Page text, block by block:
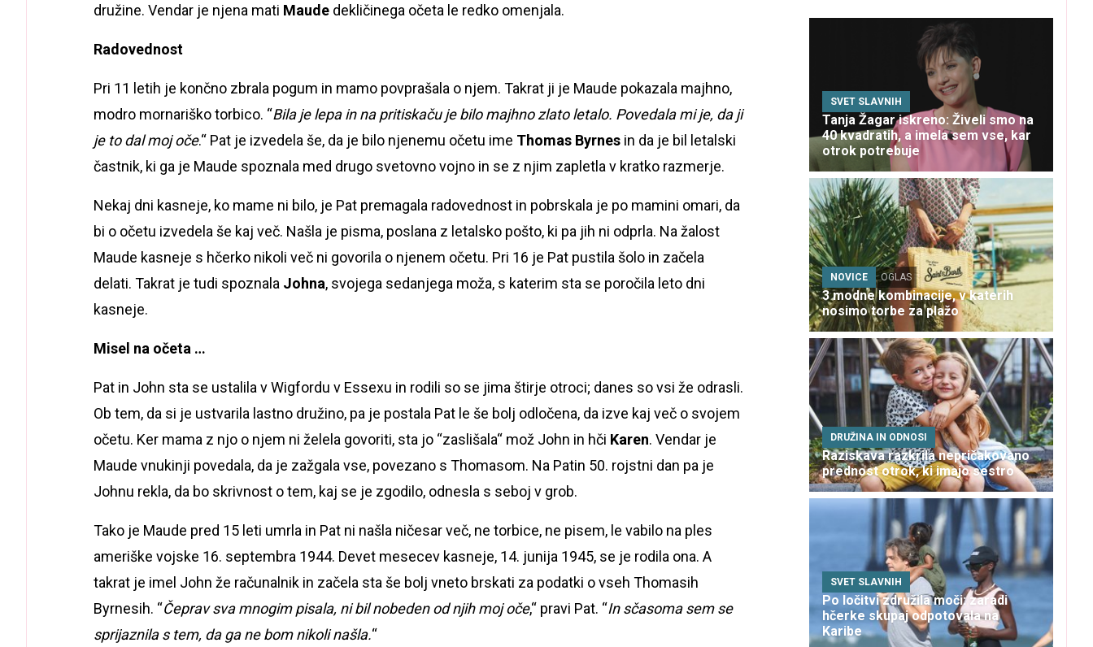
družine. Vendar je njena mati Maude dekličinega očeta le redko omenjala.
Radovednost
Pri 11 letih je končno zbrala pogum in mamo povprašala o njem. Takrat ji je Maude pokazala majhno,
modro mornariško torbico. “Bila je lepa in na pritiskaču je bilo majhno zlato letalo. Povedala mi je, da ji
je to dal moj oče.“ Pat je izvedela še, da je bilo njenemu očetu ime Thomas Byrnes in da je bil letalski
častnik, ki ga je Maude spoznala med drugo svetovno vojno in se z njim zapletla v kratko razmerje.
Nekaj dni kasneje, ko mame ni bilo, je Pat premagala radovednost in pobrskala je po mamini omari, da
bi o očetu izvedela še kaj več. Našla je pisma, poslana z letalsko pošto, ki pa jih ni odprla. Na žalost
Maude kasneje s hčerko nikoli več ni govorila o njenem očetu. Pri 16 je Pat pustila šolo in začela
delati. Takrat je tudi spoznala Johna, svojega sedanjega moža, s katerim sta se poročila leto dni
kasneje.
Misel na očeta …
Pat in John sta se ustalila v Wigfordu v Essexu in rodili so se jima štirje otroci; danes so vsi že odrasli.
Ob tem, da si je ustvarila lastno družino, pa je postala Pat le še bolj odločena, da izve kaj več o svojem
očetu. Ker mama z njo o njem ni želela govoriti, sta jo “zaslišala“ mož John in hči Karen. Vendar je
Maude vnukinji povedala, da je zažgala vse, povezano s Thomasom. Na Patin 50. rojstni dan pa je
Johnu rekla, da bo skrivnost o tem, kaj se je zgodilo, odnesla s seboj v grob.
Tako je Maude pred 15 leti umrla in Pat ni našla ničesar več, ne torbice, ne pisem, le vabilo na ples
ameriške vojske 16. septembra 1944. Devet mesecev kasneje, 14. junija 1945, se je rodila ona. A
takrat je imel John že računalnik in začela sta še bolj vneto brskati za podatki o vseh Thomasih
Byrnesih. “Čeprav sva mnogim pisala, ni bil nobeden od njih moj oče,“ pravi Pat. “In sčasoma sem se
sprijaznila s tem, da ga ne bom nikoli našla.“
SVET SLAVNIH
Tanja Žagar iskreno: Živeli smo na
40 kvadratih, a imela sem vse, kar
otrok potrebuje
NOVICE OGLAS
3 modne kombinacije, v katerih
nosimo torbe za plažo
DRUŽINA IN ODNOSI
Raziskava razkrila nepričakovano
prednost otrok, ki imajo sestro
SVET SLAVNIH
Po ločitvi združila moči: zaradi
hčerke skupaj odpotovala na
Karibe